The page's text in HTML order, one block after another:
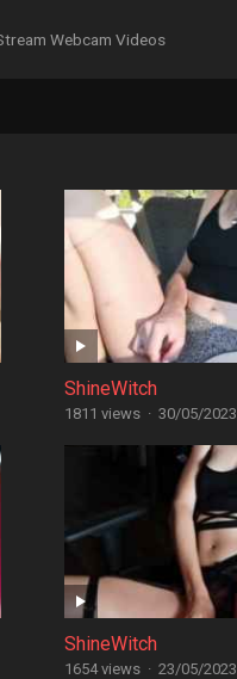
Webcam Videos
ShineWitch
1811 views · 30/05/2023
ShineWitch
1654 views · 23/05/2023